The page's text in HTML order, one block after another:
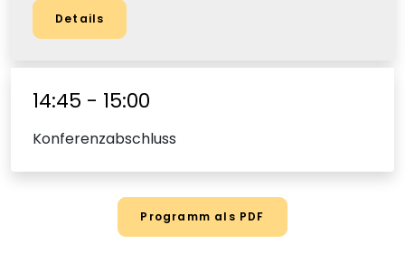
Details
14:45 - 15:00
Konferenzabschluss
Programm als PDF